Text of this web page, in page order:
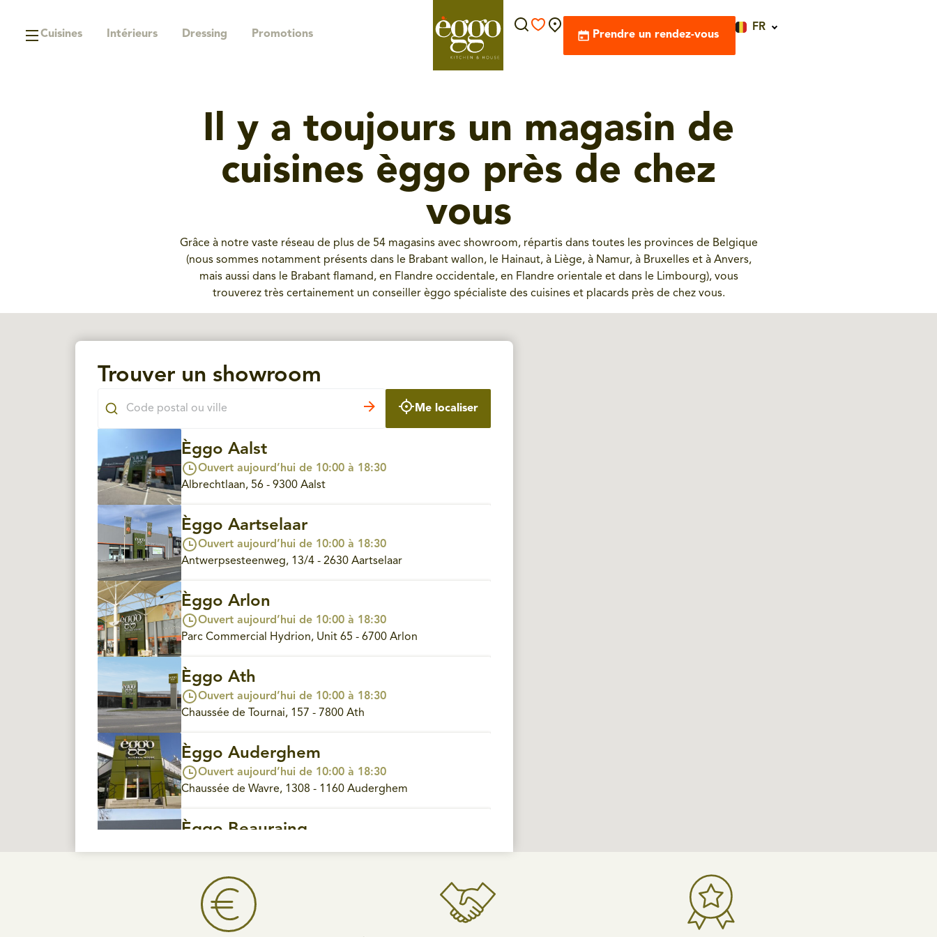
Cuisines Intérieurs Dressing Promotions Prendre un rendez-vous
FR
Il y a toujours un magasin de
cuisines èggo près de chez
vous
Grâce à notre vaste réseau de plus de 54 magasins avec showroom, répartis dans toutes les provinces de Belgique
(nous sommes notamment présents dans le Brabant wallon, le Hainaut, à Liège, à Namur, à Bruxelles et à Anvers,
mais aussi dans le Brabant flamand, en Flandre occidentale, en Flandre orientale et dans le Limbourg), vous
trouverez très certainement un conseiller èggo spécialiste des cuisines et placards près de chez vous.
Trouver un showroom
Me localiser
Èggo Aalst
Ouvert aujourd’hui de 10:00 à 18:30
Albrechtlaan, 56 - 9300 Aalst
Èggo Aartselaar
Ouvert aujourd’hui de 10:00 à 18:30
Antwerpsesteenweg, 13/4 - 2630 Aartselaar
Èggo Arlon
Ouvert aujourd’hui de 10:00 à 18:30
Parc Commercial Hydrion, Unit 65 - 6700 Arlon
Èggo Ath
Ouvert aujourd’hui de 10:00 à 18:30
Chaussée de Tournai, 157 - 7800 Ath
Èggo Auderghem
Ouvert aujourd’hui de 10:00 à 18:30
Chaussée de Wavre, 1308 - 1160 Auderghem
Èggo Beauraing
Èggo Bois-De-Villers
Ouvert aujourd’hui de 10:00 à 18:30